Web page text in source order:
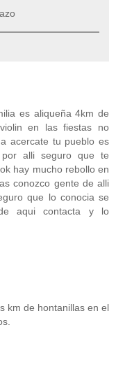
es aliqueña 4km de
en las fiestas no
acercate tu pueblo es
por alli seguro que te
hay mucho rebollo en
conozco gente de alli
que lo conocia se
aqui contacta y lo
km de hontanillas en el